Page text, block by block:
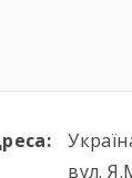
вул.